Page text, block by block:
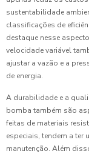
sustentabilidade
classificações de
destaque nesse
velocidade variável
ajustar a vazão e a
de energia.
A durabilidade e a
bomba também são
feitas de materiais
especiais, tendem a ter
manutenção. Além